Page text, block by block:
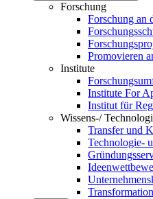
Forschung
Forschung an
Promovieren
Institute
Institute For
Institut für
Wissens-/
Transfer und
Technologie-